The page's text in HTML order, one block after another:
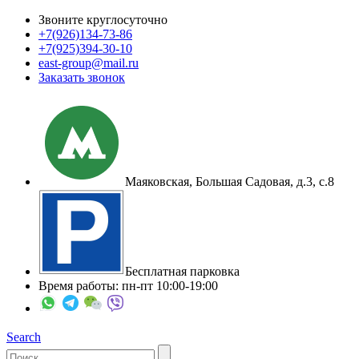
Звоните круглосуточно
+7(926)134-73-86
+7(925)394-30-10
east-group@mail.ru
Заказать звонок
Маяковская, Большая Садовая, д.3, с.8
Бесплатная парковка
Время работы: пн-пт 10:00-19:00
Search